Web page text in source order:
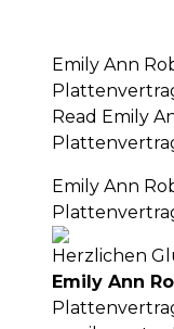
Emily Ann
Read Emily
Emily Ann
Herzlichen
Emily Ann